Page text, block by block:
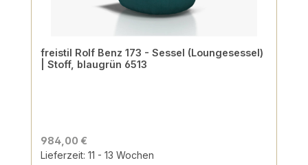
freistil Rolf Benz 173 - Sessel (Loungesessel)
| Stoff, blaugrün 6513
984,00 €
Lieferzeit: 11 - 13 Wochen